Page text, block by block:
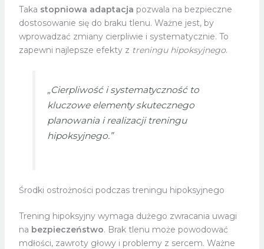
Taka stopniowa adaptacja pozwala na bezpieczne
dostosowanie się do braku tlenu. Ważne jest, by
wprowadzać zmiany cierpliwie i systematycznie. To
zapewni najlepsze efekty z treningu hipoksyjnego.
„Cierpliwość i systematyczność to
kluczowe elementy skutecznego
planowania i realizacji treningu
hipoksyjnego.”
Środki ostrożności podczas treningu hipoksyjnego
Trening hipoksyjny wymaga dużego zwracania uwagi
na bezpieczeństwo. Brak tlenu może powodować
mdłości, zawroty głowy i problemy z sercem. Ważne